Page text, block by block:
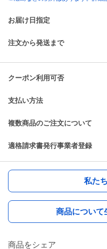
お届け日指定
注文から発送まで
クーポン利用可否
支払い方法
複数商品のご注文について
適格請求書発行事業者登録
私た
商品について
商品をシェア